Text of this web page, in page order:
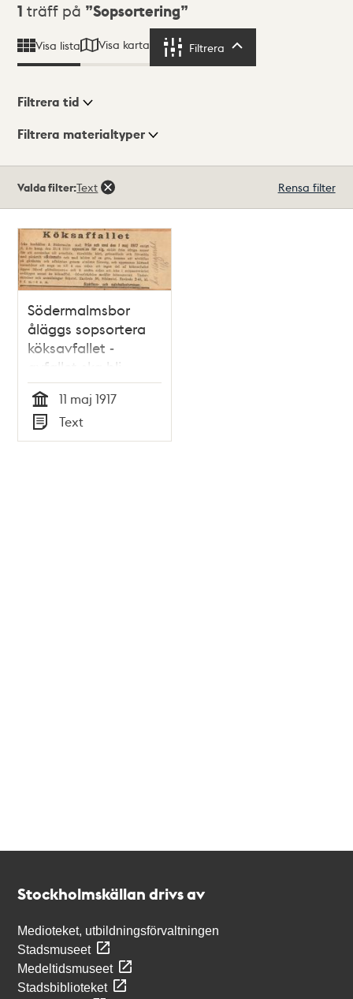
Sökresultat
1 träff på Sopsortering
Visa lista Visa karta Filtrera
Visningsläge
Filtrera tid
Filtrera materialtyper
träffar
Valda filter:Text Rensa filter
Södermalmsbor
åläggs sopsortera
köksavfallet -
avfallet ska bli
svinföda
Tid
11 maj 1917
Typ
Text
Stockholmskällan drivs av
Medioteket, utbildningsförvaltningen
Stadsmuseet
Medeltidsmuseet
Stadsbiblioteket